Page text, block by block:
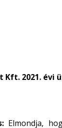
Kft. 2021.
Elmondja,